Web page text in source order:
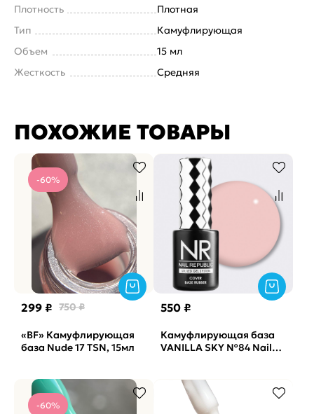
Плотность
Плотная
Тип
Камуфлирующая
Объем
15 мл
Жесткость
Средняя
ПОХОЖИЕ ТОВАРЫ
-60%
299 ₽ 750 ₽
«BF» Камуфлирующая
база Nude 17 TSN, 15мл
550 ₽
Камуфлирующая база
VANILLA SKY №84 Nail
-60%